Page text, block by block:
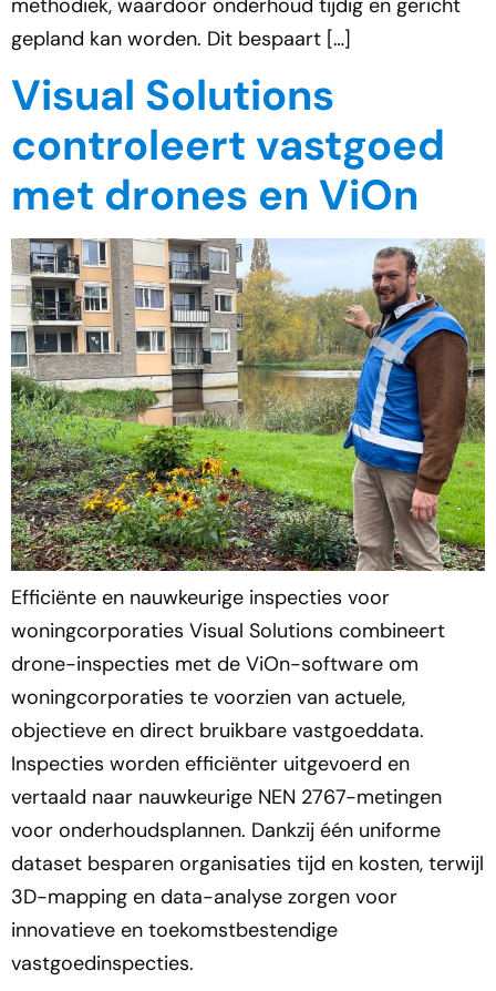
gepland kan worden. Dit bespaart […]
Visual Solutions
controleert vastgoed
met drones en ViOn
Efficiënte en nauwkeurige inspecties voor
woningcorporaties Visual Solutions combineert
drone-inspecties met de ViOn-software om
woningcorporaties te voorzien van actuele,
objectieve en direct bruikbare vastgoeddata.
Inspecties worden efficiënter uitgevoerd en
vertaald naar nauwkeurige NEN 2767-metingen
voor onderhoudsplannen. Dankzij één uniforme
dataset besparen organisaties tijd en kosten, terwijl
3D-mapping en data-analyse zorgen voor
innovatieve en toekomstbestendige
vastgoedinspecties.